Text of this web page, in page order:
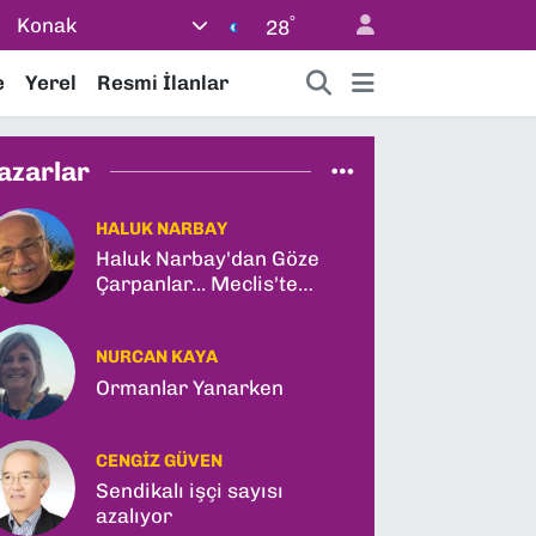
Konak 28°
Yerel Resmi İlanlar
HALUK NARBAY
Haluk Narbay'dan Göze
Çarpanlar... Meclis'te
NURCAN KAYA
Ormanlar Yanarken
CENGIZ GÜVEN
Sendikalı işçi sayısı
azalıyor